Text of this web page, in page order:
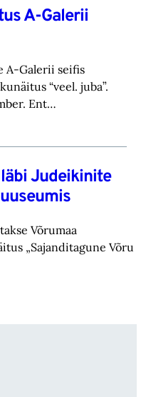
A-Galerii
A-Galerii seifis
“veel. juba”.
Ent…
Judeikinite
Võrumaa
„Sajanditagune Võru